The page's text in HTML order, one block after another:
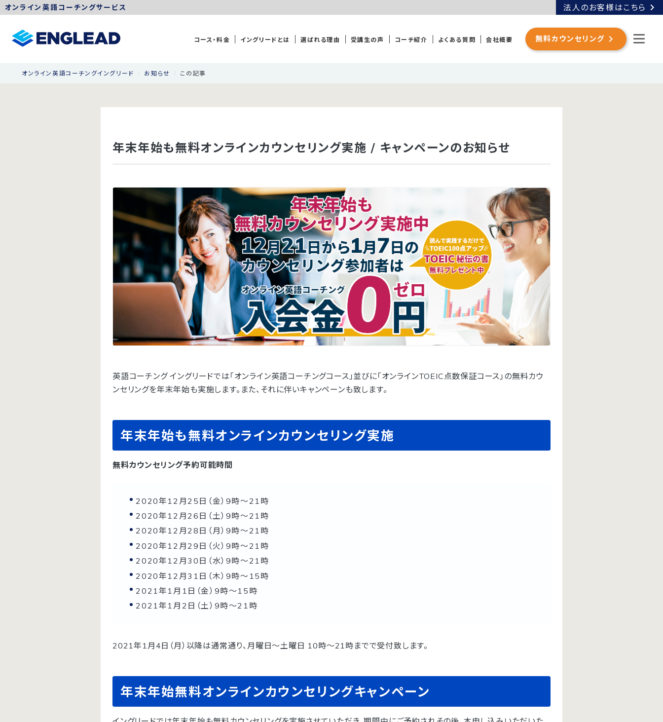
オンライン英語コーチングサービス 法人のお客様はこちら chevron_right
コース・料金 イングリードとは 選ばれる理由 受講生の声 コーチ紹介 よくある質問 会社概要 無料カウンセリング chevron_right
オンライン英語コーチングイングリード お知らせ この記事
年末年始も無料オンラインカウンセリング実施 / キャンペーンのお知らせ
英語コーチング イングリードでは「オンライン英語コーチングコース」並びに「オンラインTOEIC点数保証コース」の無料カウ
ンセリングを年末年始も実施します。また、それに伴いキャンペーンも致します。
年末年始も無料オンラインカウンセリング実施
無料カウンセリング予約可能時間
2020年12月25日（金）9時〜21時
2020年12月26日（土）9時〜21時
2020年12月28日（月）9時〜21時
2020年12月29日（火）9時〜21時
2020年12月30日（水）9時〜21時
2020年12月31日（木）9時〜15時
2021年1月1日（金）9時〜15時
2021年1月2日（土）9時〜21時
2021年1月4日（月）以降は通常通り、月曜日〜土曜日 10時〜21時までで受付致します。
年末年始無料オンラインカウンセリングキャンペーン